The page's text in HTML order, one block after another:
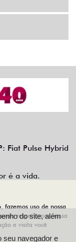
Fiat Pulse Hybrid
é a vida.
fazemos uso de nossa
respeitamos nossa
e visita você
do site, além
seu navegador e